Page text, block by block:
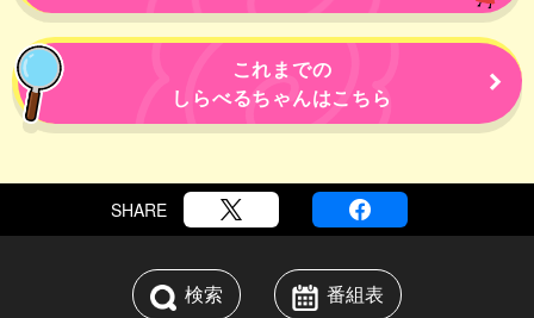
これまでの
しらべるちゃんはこちら
SHARE
検索 番組表